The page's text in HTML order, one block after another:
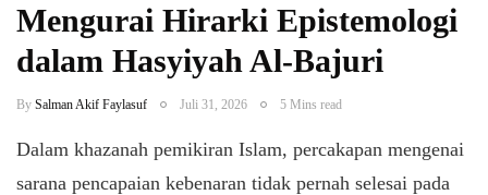
Mengurai Hirarki Epistemologi
dalam Hasyiyah Al-Bajuri
By Salman Akif Faylasuf Juli 31, 2026 5 Mins read
Dalam khazanah pemikiran Islam, percakapan mengenai
sarana pencapaian kebenaran tidak pernah selesai pada